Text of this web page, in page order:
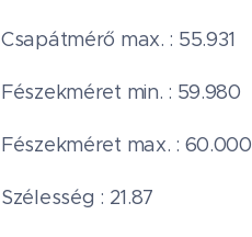
Csapátmérő max. : 55.931
Fészekméret min. : 59.980
Fészekméret max. : 60.000
Szélesség : 21.87